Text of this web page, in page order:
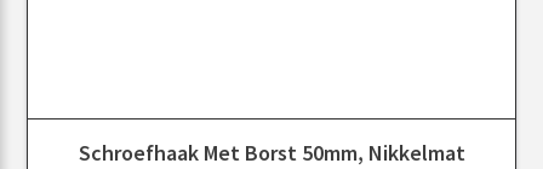
Schroefhaak Met Borst 50mm, Nikkelmat